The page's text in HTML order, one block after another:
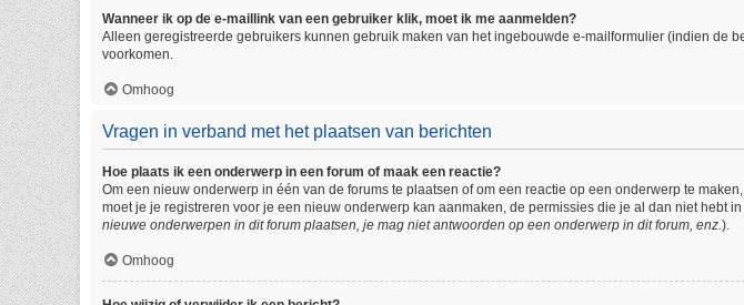
Wanneer ik op de e-maillink van een gebruiker klik, moet ik me aanmelden?
Alleen geregistreerde gebruikers kunnen gebruik maken van het ingebouwde e-mailformulier (indien de
voorkomen.
Omhoog
Vragen in verband met het plaatsen van berichten
Hoe plaats ik een onderwerp in een forum of maak een reactie?
Om een nieuw onderwerp in één van de forums te plaatsen of om een reactie op een onderwerp te
moet je je registreren voor je een nieuw onderwerp kan aanmaken, de permissies die je al dan niet hebt
nieuwe onderwerpen in dit forum plaatsen, je mag niet antwoorden op een onderwerp in dit forum, enz.).
Omhoog